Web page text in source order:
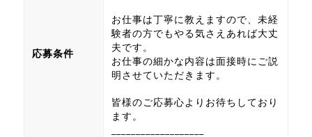
応募条件
お仕事は丁寧に教えますので、未経
験者の方でもやる気さえあれば大丈
夫です。
お仕事の細かな内容は面接時にご説
明させていただきます。
皆様のご応募心よりお待ちしており
ます。